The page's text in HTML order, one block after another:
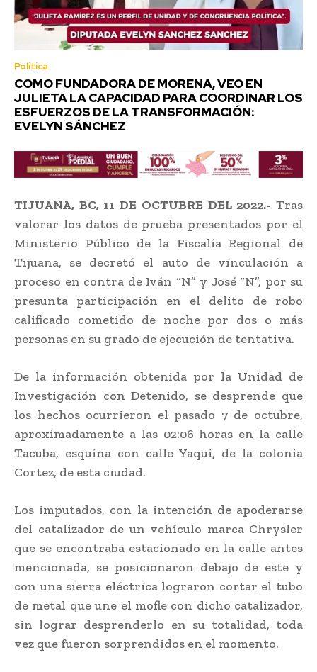
Política
COMO FUNDADORA DE MORENA, VEO EN
JULIETA LA CAPACIDAD PARA COORDINAR LOS
ESFUERZOS DE LA TRANSFORMACIÓN:
EVELYN SÁNCHEZ
TIJUANA, BC, 11 DE OCTUBRE DEL 2022.- Tras
valorar los datos de prueba presentados por el
Ministerio Público de la Fiscalía Regional de
Tijuana, se decretó el auto de vinculación a
proceso en contra de Iván “N” y José “N”, por su
presunta participación en el delito de robo
calificado cometido de noche por dos o más
personas en su grado de ejecución de tentativa.
De la información obtenida por la Unidad de
Investigación con Detenido, se desprende que
los hechos ocurrieron el pasado 7 de octubre,
aproximadamente a las 02:06 horas en la calle
Tacuba, esquina con calle Yaqui, de la colonia
Cortez, de esta ciudad.
Los imputados, con la intención de apoderarse
del catalizador de un vehículo marca Chrysler
que se encontraba estacionado en la calle antes
mencionada, se posicionaron debajo de este y
con una sierra eléctrica lograron cortar el tubo
de metal que une el mofle con dicho catalizador,
sin lograr desprenderlo en su totalidad, toda
vez que fueron sorprendidos en el momento.